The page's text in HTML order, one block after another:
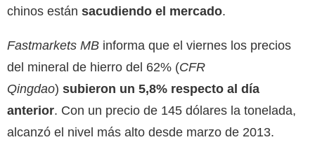
chinos están sacudiendo el mercado.
Fastmarkets MB informa que el viernes los precios
del mineral de hierro del 62% (CFR
Qingdao) subieron un 5,8% respecto al día
anterior. Con un precio de 145 dólares la tonelada,
alcanzó el nivel más alto desde marzo de 2013.